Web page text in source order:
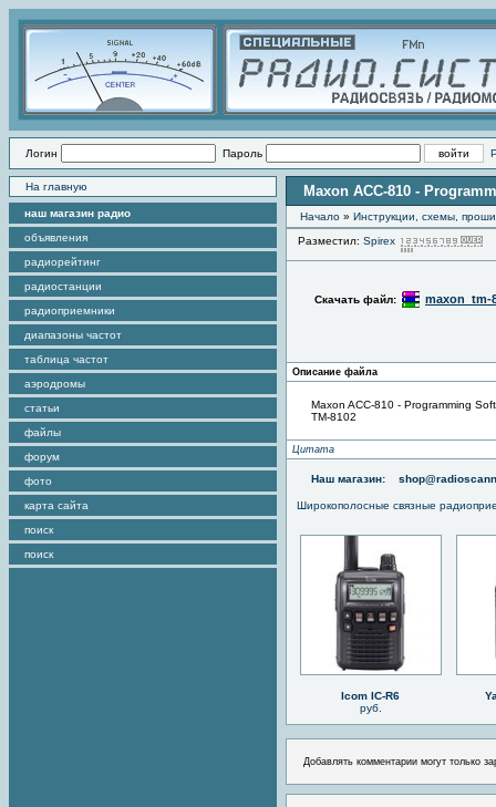
Логин Пароль
На главную
наш магазин радио
объявления
радиорейтинг
радиостанции
радиоприемники
диапазоны частот
таблица частот
аэродромы
статьи
файлы
форум
фото
карта сайта
поиск
поиск
Maxon ACC-810 -
Начало » Инструкции, схемы,
Разместил: Spirex
Скачать файл: maxon_tm-
Описание файла
Maxon ACC-810 - Programming
TM-8102
Цитата
Наш магазин:
Широкополосные связные
Icom IC-R6
руб.
Добавлять комментарии могут только